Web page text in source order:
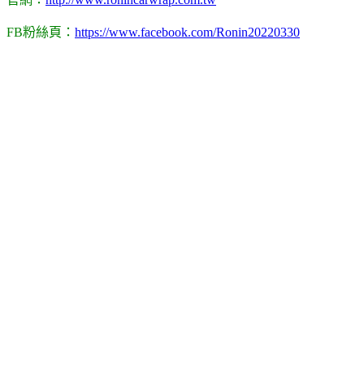
FB粉絲頁： https://www.facebook.com/Ronin20220330